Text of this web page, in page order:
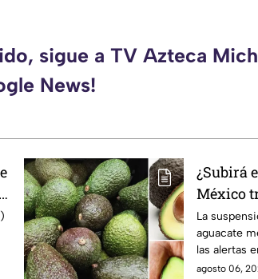
sigue a TV Azteca
News!
¿Subirá
México
hacia
La
aguacate
las alertas
posibilidad
agosto 06,